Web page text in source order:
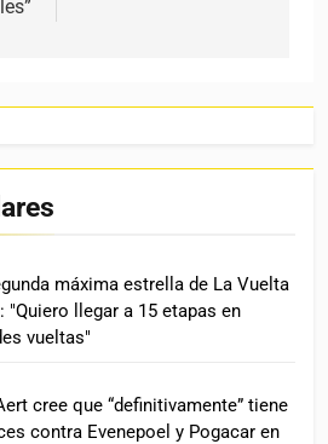
máxima estrella de La Vuelta
"Quiero llegar a 15 etapas en
vueltas"
cree que “definitivamente” tiene
contra Evenepoel y Pogacar en